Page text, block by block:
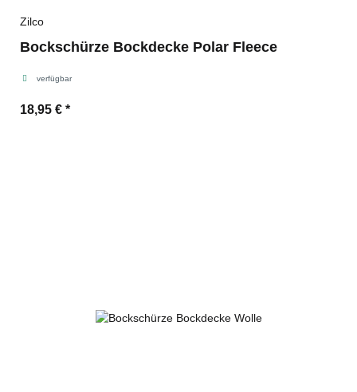
Zilco
Bockschürze Bockdecke Polar Fleece
verfügbar
18,95 € *